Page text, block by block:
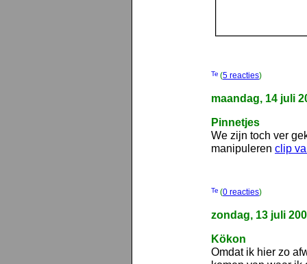
(5 reacties)
maandag, 14 juli
Pinnetjes
We zijn toch ver
manipuleren clip
(0 reacties)
zondag, 13 juli
Kökon
Omdat ik hier zo